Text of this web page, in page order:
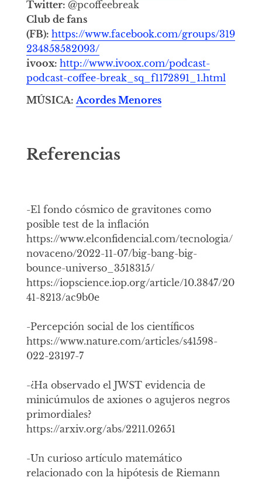
Twitter: @pcoffeebreak
Club de fans
(FB): https://www.facebook.com/groups/319
234858582093/
ivoox: http://www.ivoox.com/podcast-
podcast-coffee-break_sq_f1172891_1.html
MÚSICA: Acordes Menores
Referencias
-El fondo cósmico de gravitones como
posible test de la inflación
https://www.elconfidencial.com/tecnologia/
novaceno/2022-11-07/big-bang-big-
bounce-universo_3518315/
https://iopscience.iop.org/article/10.3847/20
41-8213/ac9b0e
-Percepción social de los científicos
https://www.nature.com/articles/s41598-
022-23197-7
-¿Ha observado el JWST evidencia de
minicúmulos de axiones o agujeros negros
primordiales?
https://arxiv.org/abs/2211.02651
-Un curioso artículo matemático
relacionado con la hipótesis de Riemann